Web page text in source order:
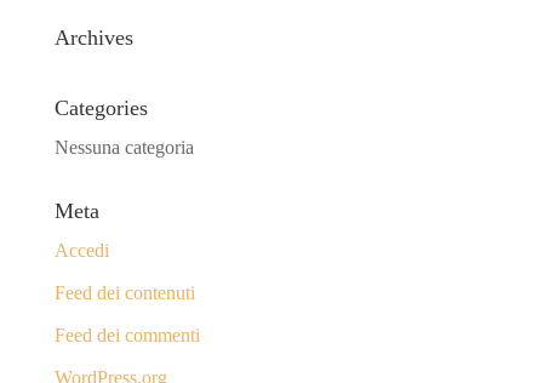
Archives
Categories
Nessuna categoria
Meta
Accedi
Feed dei contenuti
Feed dei commenti
WordPress.org